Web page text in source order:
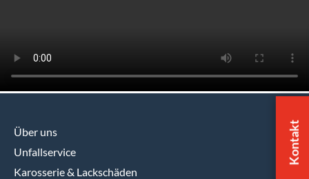
Über uns
Unfallservice
Karosserie & Lackschäden
Kontakt